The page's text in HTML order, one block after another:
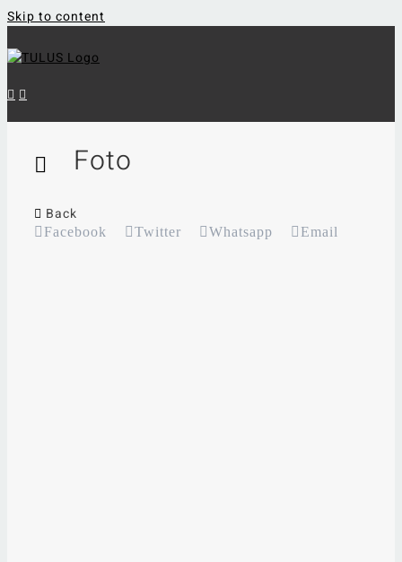
Skip to content
Foto
Back
Facebook Twitter Whatsapp Email